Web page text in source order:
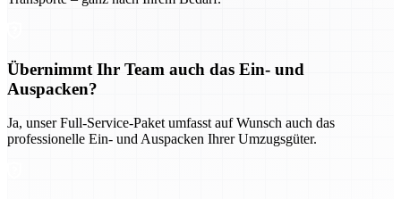
Übernimmt Ihr Team auch das Ein- und
Auspacken?
Ja, unser Full-Service-Paket umfasst auf Wunsch auch das
professionelle Ein- und Auspacken Ihrer Umzugsgüter.